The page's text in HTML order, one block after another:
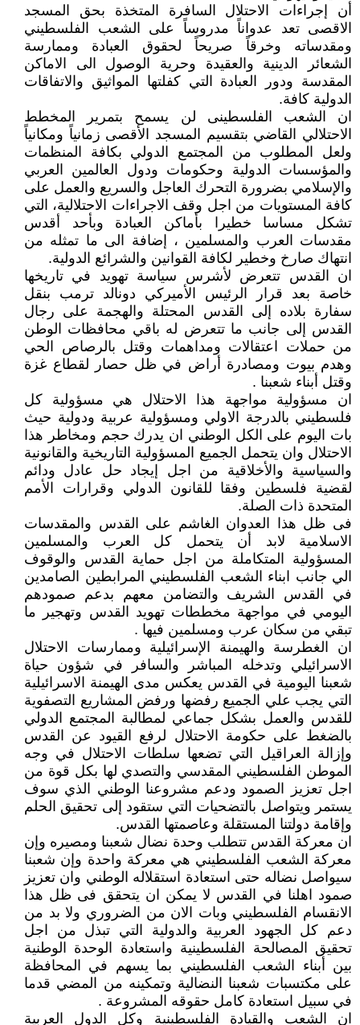
أن إجراءات الاحتلال السافرة المتخذة بحق المسجد
الاقصى تعد عدواناً مدروساً على الشعب الفلسطيني
ومقدساته وخرقاً صريحاً لحقوق العبادة وممارسة
الشعائر الدينية والعقيدة وحرية الوصول الى الاماكن
المقدسة ودور العبادة التي كفلتها المواثيق والاتفاقات
الدولية كافة.
ان الشعب الفلسطينى لن يسمح بتمرير المخطط
الاحتلالي القاضي بتقسيم المسجد الأقصى زمانياً ومكانياً
ولعل المطلوب من المجتمع الدولي بكافة المنظمات
والمؤسسات الدولية وحكومات ودول العالمين العربي
والإسلامي بضرورة التحرك العاجل والسريع والعمل على
كافة المستويات من اجل وقف الاجراءات الاحتلالية، التي
تشكل مساسا خطيرا بأماكن العبادة وبأحد أقدس
مقدسات العرب والمسلمين ، إضافة الى ما تمثله من
انتهاك صارخ وخطير لكافة القوانين والشرائع الدولية.
ان القدس تتعرض لأشرس سياسة تهويد في تاريخها
خاصة بعد قرار الرئيس الأميركي دونالد ترمب بنقل
سفارة بلاده إلى القدس المحتلة والهجمة على رجال
القدس إلى جانب ما تتعرض له باقي محافظات الوطن
من حملات اعتقالات ومداهمات وقتل بالرصاص الحي
وهدم بيوت ومصادرة أراض في ظل حصار لقطاع غزة
وقتل أبناء شعبنا .
ان مسؤولية مواجهة هذا الاحتلال هي مسؤولية كل
فلسطيني بالدرجة الاولي ومسؤولية عربية ودولية حيث
بات اليوم على الكل الوطني ان يدرك حجم ومخاطر هذا
الاحتلال وان يتحمل الجميع المسؤولية التاريخية والقانونية
والسياسية والأخلاقية من اجل إيجاد حل عادل ودائم
لقضية فلسطين وفقا للقانون الدولي وقرارات الأمم
المتحدة ذات الصلة.
فى ظل هذا العدوان الغاشم على القدس والمقدسات
الاسلامية لابد أن يتحمل كل العرب والمسلمين
المسؤولية المتكاملة من اجل حماية القدس والوقوف
الي جانب ابناء الشعب الفلسطيني المرابطين الصامدين
في القدس الشريف والتضامن معهم بدعم صمودهم
اليومي في مواجهة مخططات تهويد القدس وتهجير ما
تبقي من سكان عرب ومسلمين فيها .
ان الغطرسة والهيمنة الإسرائيلية وممارسات الاحتلال
الاسرائيلي وتدخله المباشر والسافر في شؤون حياة
شعبنا اليومية في القدس يعكس مدى الهيمنة الاسرائيلية
التي يجب علي الجميع رفضها ورفض المشاريع التصفوية
للقدس والعمل بشكل جماعي لمطالبة المجتمع الدولي
بالضغط على حكومة الاحتلال لرفع القيود عن القدس
وإزالة العراقيل التي تضعها سلطات الاحتلال في وجه
الموطن الفلسطيني المقدسي والتصدي لها بكل قوة من
اجل تعزيز الصمود ودعم مشروعنا الوطني الذي سوف
يستمر ويتواصل بالتضحيات التي ستقود إلى تحقيق الحلم
وإقامة دولتنا المستقلة وعاصمتها القدس.
ان معركة القدس تتطلب وحدة نضال شعبنا ومصيره وإن
معركة الشعب الفلسطيني هي معركة واحدة وإن شعبنا
سيواصل نضاله حتى استعادة استقلاله الوطني وان تعزيز
صمود اهلنا في القدس لا يمكن ان يتحقق فى ظل هذا
الانقسام الفلسطيني وبات الان من الضروري ولا بد من
دعم كل الجهود العربية والدولية التي تبذل من اجل
تحقيق المصالحة الفلسطينية واستعادة الوحدة الوطنية
بين أبناء الشعب الفلسطيني بما يسهم في المحافظة
على مكتسبات شعبنا النضالية وتمكينه من المضي قدما
في سبيل استعادة كامل حقوقه المشروعة .
ان الشعب والقيادة الفلسطينية وكل الدول العربية